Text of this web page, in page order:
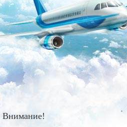
Внимание!